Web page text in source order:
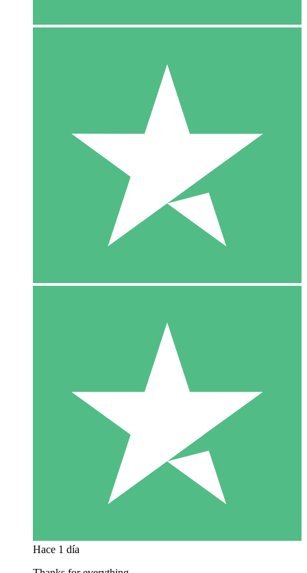
Hace 1 día